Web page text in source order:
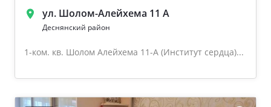
ул. Шолом-Алейхема 11 А
Деснянский район
1-ком. кв. Шолом Алейхема 11-А (Институт сердца)...